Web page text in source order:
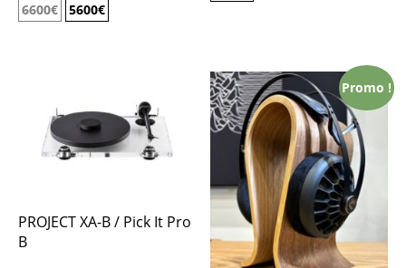
6600€ 5600€
PROJECT XA-B / Pick It Pro
B
Promo !